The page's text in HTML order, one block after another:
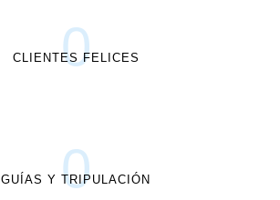
0
CLIENTES FELICES
0
GUÍAS Y TRIPULACIÓN